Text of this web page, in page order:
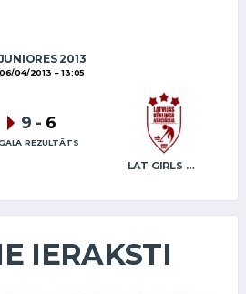
2013
06/04/2013 13:05
LAT GIRLS VENTSPILS 2
9 - 6
REZULTĀTS
IERAKSTI